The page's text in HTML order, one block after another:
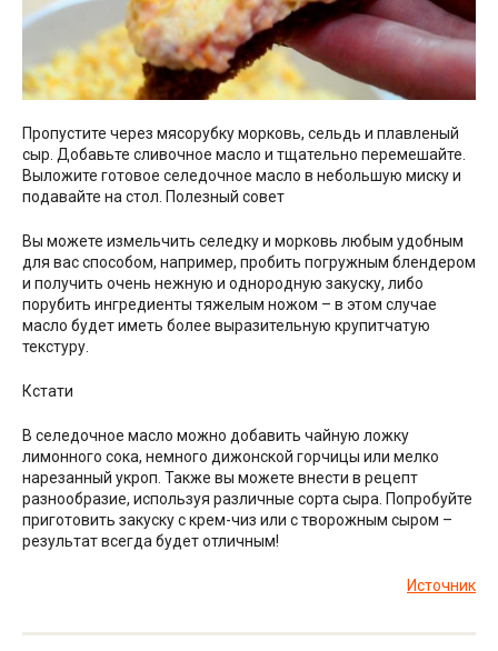
Пропустите через мясорубку морковь, сельдь и плавленый
сыр. Добавьте сливочное масло и тщательно перемешайте.
Выложите готовое селедочное масло в небольшую миску и
подавайте на стол. Полезный совет
Вы можете измельчить селедку и морковь любым удобным
для вас способом, например, пробить погружным блендером
и получить очень нежную и однородную закуску, либо
порубить ингредиенты тяжелым ножом – в этом случае
масло будет иметь более выразительную крупитчатую
текстуру.
Кстати
В селедочное масло можно добавить чайную ложку
лимонного сока, немного дижонской горчицы или мелко
нарезанный укроп. Также вы можете внести в рецепт
разнообразие, используя различные сорта сыра. Попробуйте
приготовить закуску с крем-чиз или с творожным сыром –
результат всегда будет отличным!
Источник